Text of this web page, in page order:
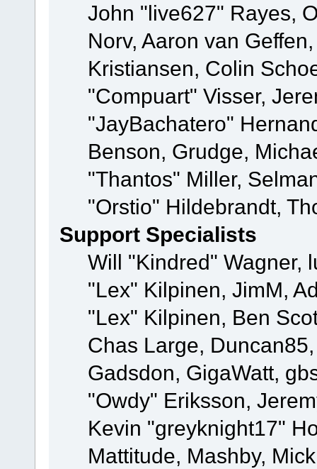
John "live627" Rayes,
Norv, Aaron van
Kristiansen, Colin
"Compuart" Visser,
"JayBachatero"
Benson, Grudge,
"Thantos" Miller,
"Orstio" Hildebrandt,
Support Specialists
Will "Kindred" Wagner,
"Lex" Kilpinen, JimM,
"Lex" Kilpinen, Ben
Chas Large,
Gadsdon, GigaWatt,
"Owdy" Eriksson,
Kevin "greyknight17"
Mattitude, Mashby,